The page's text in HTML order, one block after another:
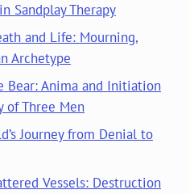
Sandplay Therapy
and Life: Mourning,
Archetype
Bear: Anima and Initiation
of Three Men
Journey from Denial to
Vessels: Destruction